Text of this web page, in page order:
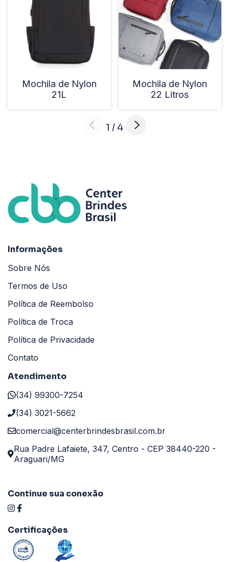
Mochila de Nylon
21L
Mochila de Nylon
22 Litros
1 / 4
Informações
Sobre Nós
Termos de Uso
Política de Reembolso
Política de Troca
Política de Privacidade
Contato
Atendimento
(34) 99300-7254
(34) 3021-5662
comercial@centerbrindesbrasil.com.br
Rua Padre Lafaiete, 347, Centro - CEP 38440-220 -
Araguari/MG
Continue sua conexão
Certificações